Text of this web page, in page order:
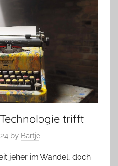
trifft
by Bartje
jeher im Wandel, doch